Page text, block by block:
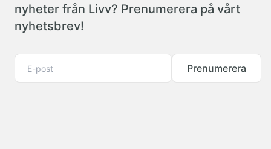
nyheter från Livv? Prenumerera på vårt
nyhetsbrev!
Prenumerera